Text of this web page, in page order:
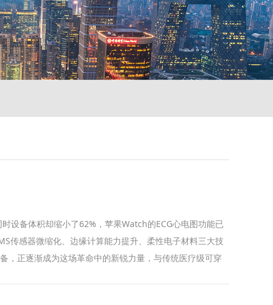
设备体积却缩小了62%，苹果Watch的ECG心电图功能已
传感器微缩化、边缘计算能力提升、柔性电子材料三大技
，正逐渐成为这场革命中的新锐力量，与传统医疗级可穿